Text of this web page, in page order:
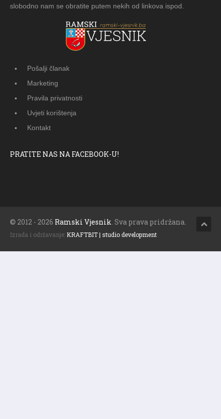
slobodno nam se obratite putem nekih od linkova ispod.
Pošalji članak
Marketing
Pravila privatnosti
Uvjeti korištenja
Kontakt
PRATITE NAS NA FACEBOOK-U!
© 2012 - 2026 Ramski Vjesnik . Sva prava pridržana.
Izrada i održavanje: KRAFTBIT | studio development